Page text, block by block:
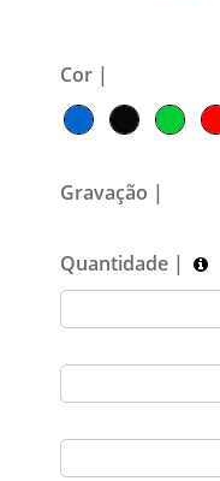
Cor |
Gravação |
Quantidade |